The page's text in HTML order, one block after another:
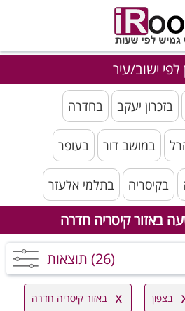
לפי ישוב/עיר
בזכרון יעקב בחדרה
במושב דור בעופר
בקיסריה בתלמי אלעזר
באזור קיסריה חדרה
(26) תוצאות
בצפון באזור קיסריה חדרה